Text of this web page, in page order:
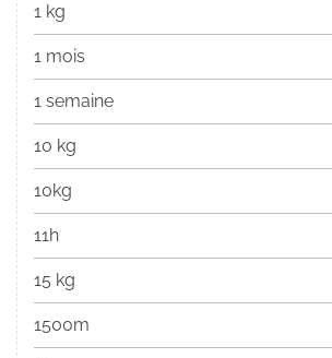
1 kg
1 mois
1 semaine
10 kg
10kg
11h
15 kg
1500m